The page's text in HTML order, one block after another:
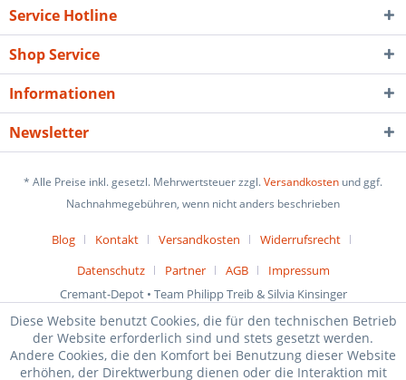
Service Hotline
Shop Service
Informationen
Newsletter
* Alle Preise inkl. gesetzl. Mehrwertsteuer zzgl.Versandkosten und ggf.
Nachnahmegebühren, wenn nicht anders beschrieben
Blog Kontakt Versandkosten
Widerrufsrecht
Datenschutz
Partner AGB
Impressum
Cremant-Depot • Team Philipp Treib & Silvia Kinsinger
Diese Website benutzt Cookies, die für den technischen Betrieb
der Website erforderlich sind und stets gesetzt werden.
Andere Cookies, die den Komfort bei Benutzung dieser Website
erhöhen, der Direktwerbung dienen oder die Interaktion mit